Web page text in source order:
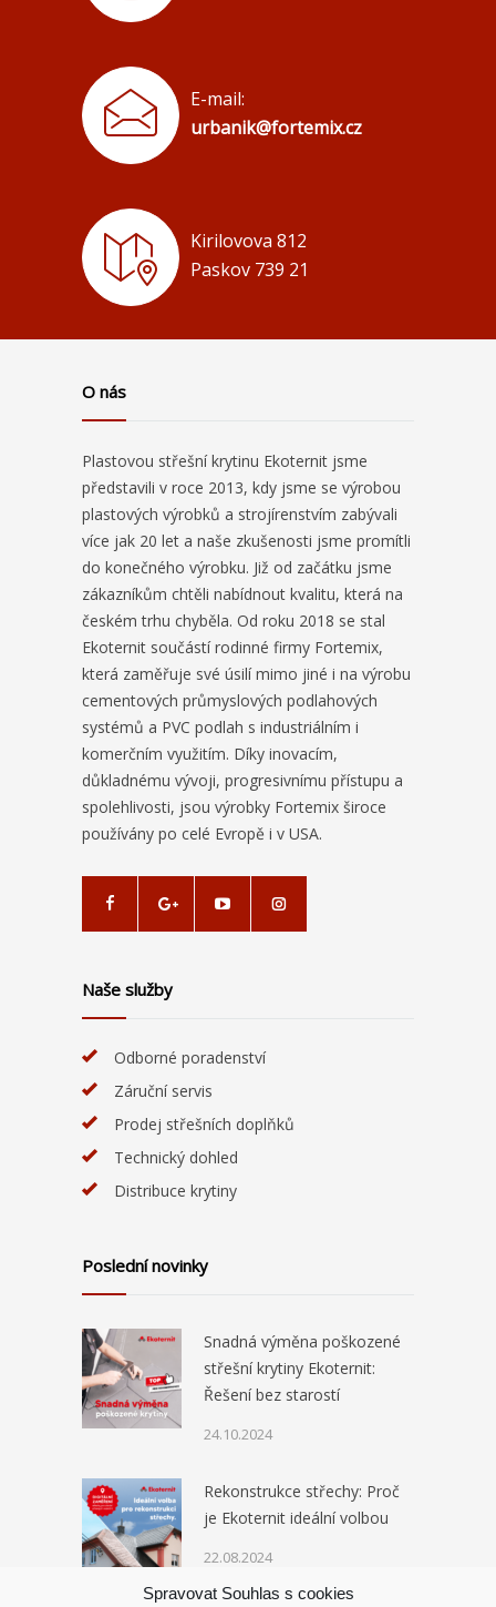
Spravovat Souhlas s cookies
E-mail:
urbanik@fortemix.cz
Kirilovova 812
Paskov 739 21
O nás
Plastovou střešní krytinu Ekoternit jsme
představili v roce 2013, kdy jsme se výrobou
plastových výrobků a strojírenstvím zabývali
více jak 20 let a naše zkušenosti jsme promítli
do konečného výrobku. Již od začátku jsme
zákazníkům chtěli nabídnout kvalitu, která na
českém trhu chyběla. Od roku 2018 se stal
Ekoternit součástí rodinné firmy Fortemix,
která zaměřuje své úsilí mimo jiné i na výrobu
cementových průmyslových podlahových
systémů a PVC podlah s industriálním i
komerčním využitím. Díky inovacím,
důkladnému vývoji, progresivnímu přístupu a
spolehlivosti, jsou výrobky Fortemix široce
používány po celé Evropě i v USA.
Naše služby
Odborné poradenství
Záruční servis
Prodej střešních doplňků
Technický dohled
Distribuce krytiny
Poslední novinky
Snadná výměna poškozené
střešní krytiny Ekoternit:
Řešení bez starostí
24.10.2024
Rekonstrukce střechy: Proč
je Ekoternit ideální volbou
22.08.2024